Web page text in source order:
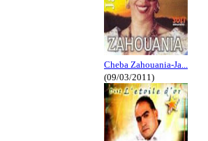
Cheba Zahouania-Ja...
(09/03/2011)